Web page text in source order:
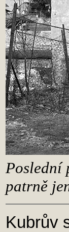
Poslední
patrně
Kubrův